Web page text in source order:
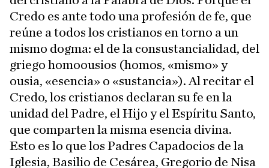
Credo es ante todo una profesión de fe, que
reúne a todos los cristianos en torno a un
mismo dogma: el de la consustancialidad, del
griego homoousios (homos, «mismo» y
ousia, «esencia» o «sustancia»). Al recitar el
Credo, los cristianos declaran su fe en la
unidad del Padre, el Hijo y el Espíritu Santo,
que comparten la misma esencia divina.
Esto es lo que los Padres Capadocios de la
Iglesia, Basilio de Cesárea, Gregorio de Nisa